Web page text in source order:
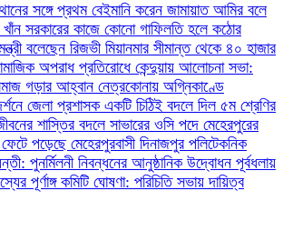
সঙ্গে প্রথম বেইমানি করেন জামায়াত আমির বলে
সরকারের কাজে কোনো গাফিলতি হলে কঠোর
বলেছেন রিজভী মিয়ানমার সীমান্ত থেকে ৪০ হাজার
অপরাধ প্রতিরোধে কেন্দুয়ায় আলোচনা সভা:
গড়ার আহ্বান নেত্রকোনায় অগ্নিকাণ্ডে
জেলা প্রশাসক একটি চিঠিই বদলে দিল ৫ম শ্রেণির
শাস্তির বদলে সাভারের ওসি পদে মেহেরপুরের
পড়েছে মেহেরপুরবাসী দিনাজপুর পলিটেকনিক
পুনর্মিলনী নিবন্ধনের আনুষ্ঠানিক উদ্বোধন পূর্বধলায়
পূর্ণাঙ্গ কমিটি ঘোষণা: পরিচিতি সভায় দায়িত্ব